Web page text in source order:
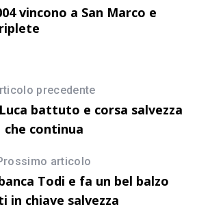
vincono a San Marco e
precedente
Luca battuto e corsa salvezza
che continua
articolo
Todi e fa un bel balzo
in chiave salvezza